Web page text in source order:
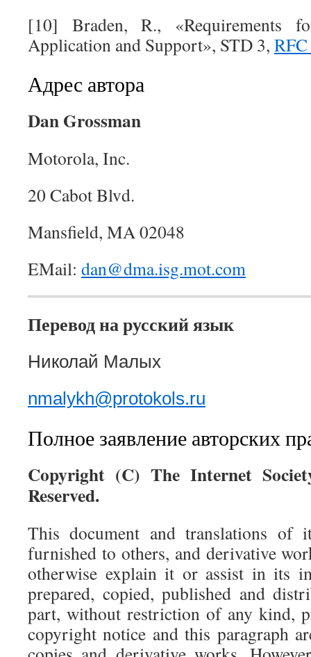
[10] Braden, R., «Requirements
Application and Support», STD 3,
Адрес автора
Dan Grossman
Motorola, Inc.
20 Cabot Blvd.
Mansfield, MA 02048
EMail: dan@dma.isg.mot.com
Перевод на русский язык
Николай Малых
nmalykh@protokols.ru
Полное заявление авторских
Copyright (C) The Internet
Reserved.
This document and translations of
furnished to others, and derivative
otherwise explain it or assist in its
prepared, copied, published and
part, without restriction of any kind,
copyright notice and this paragraph